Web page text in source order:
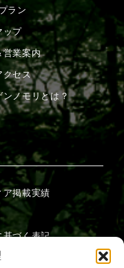
ラン
ップ
営業案内
クセス
ンノモリとは？
ア掲載実績
基づく表記